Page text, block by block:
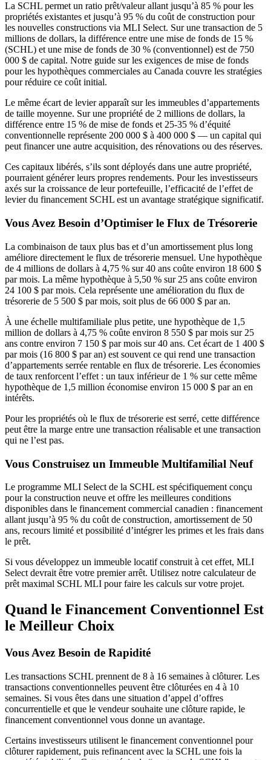
La SCHL permet un ratio prêt/valeur allant jusqu’à 85 % pour les
propriétés existantes et jusqu’à 95 % du coût de construction pour
les nouvelles constructions via MLI Select. Sur une transaction de 5
millions de dollars, la différence entre une mise de fonds de 15 %
(SCHL) et une mise de fonds de 30 % (conventionnel) est de 750
000 $ de capital. Notre guide sur les exigences de mise de fonds
pour les hypothèques commerciales au Canada couvre les stratégies
pour réduire ce coût initial.
Le même écart de levier apparaît sur les immeubles d’appartements
de taille moyenne. Sur une propriété de 2 millions de dollars, la
différence entre 15 % de mise de fonds et 25-35 % d’équité
conventionnelle représente 200 000 $ à 400 000 $ — un capital qui
peut financer une autre acquisition, des rénovations ou des réserves.
Ces capitaux libérés, s’ils sont déployés dans une autre propriété,
pourraient générer leurs propres rendements. Pour les investisseurs
axés sur la croissance de leur portefeuille, l’efficacité de l’effet de
levier du financement SCHL est un avantage stratégique significatif.
Vous Avez Besoin d’Optimiser le Flux de Trésorerie
La combinaison de taux plus bas et d’un amortissement plus long
améliore directement le flux de trésorerie mensuel. Une hypothèque
de 4 millions de dollars à 4,75 % sur 40 ans coûte environ 18 600 $
par mois. La même hypothèque à 5,50 % sur 25 ans coûte environ
24 100 $ par mois. Cela représente une amélioration du flux de
trésorerie de 5 500 $ par mois, soit plus de 66 000 $ par an.
À une échelle multifamiliale plus petite, une hypothèque de 1,5
million de dollars à 4,75 % coûte environ 8 550 $ par mois sur 25
ans contre environ 7 150 $ par mois sur 40 ans. Cet écart de 1 400 $
par mois (16 800 $ par an) est souvent ce qui rend une transaction
d’appartements serrée rentable en flux de trésorerie. Les économies
de taux renforcent l’effet : un taux inférieur de 1 % sur cette même
hypothèque de 1,5 million économise environ 15 000 $ par an en
intérêts.
Pour les propriétés où le flux de trésorerie est serré, cette différence
peut être la marge entre une transaction réalisable et une transaction
qui ne l’est pas.
Vous Construisez un Immeuble Multifamilial Neuf
Le programme MLI Select de la SCHL est spécifiquement conçu
pour la construction neuve et offre les meilleures conditions
disponibles dans le financement commercial canadien : financement
allant jusqu’à 95 % du coût de construction, amortissement de 50
ans, recours limité et possibilité d’intégrer les primes et les frais dans
le prêt.
Si vous développez un immeuble locatif construit à cet effet, MLI
Select devrait être votre premier arrêt. Utilisez notre calculateur de
prêt maximal SCHL MLI pour faire les calculs sur votre projet.
Quand le Financement Conventionnel Est
le Meilleur Choix
Vous Avez Besoin de Rapidité
Les transactions SCHL prennent de 8 à 16 semaines à clôturer. Les
transactions conventionnelles peuvent être clôturées en 4 à 10
semaines. Si vous êtes dans une situation d’appel d’offres
concurrentielle et que le vendeur souhaite une clôture rapide, le
financement conventionnel vous donne un avantage.
Certains investisseurs utilisent le financement conventionnel pour
clôturer rapidement, puis refinancent avec la SCHL une fois la